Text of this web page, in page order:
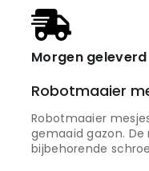
Morgen geleverd
Robotmaaier
Robotmaaier
gemaaid gazon.
bijbehorende